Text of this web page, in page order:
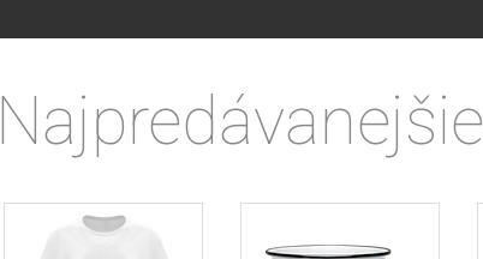
Najpredávanejšie